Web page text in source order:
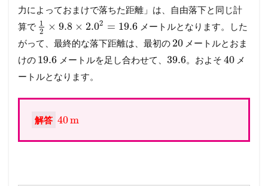
力によっておまけで落ちた距離」は、自由落下と同じ計
算で 1
2
× 9.8 × 2.02 = 19.6 メートルとなります。した
がって、最終的な落下距離は、最初の 20メートルとおま
けの 19.6 メートルを足し合わせて、 39.6。およそ40 メ
ートルとなります。
解答 40m